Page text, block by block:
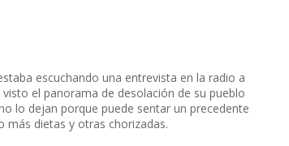
escuchando una entrevista en la radio a
el panorama de desolación de su pueblo
lo dejan porque puede sentar un precedente
más dietas y otras chorizadas.